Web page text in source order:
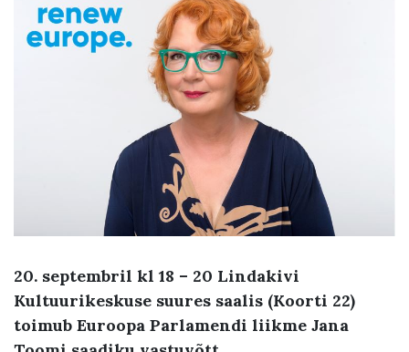
20. septembril kl 18 – 20 Lindakivi
Kultuurikeskuse suures saalis (Koorti 22)
toimub Euroopa Parlamendi liikme Jana